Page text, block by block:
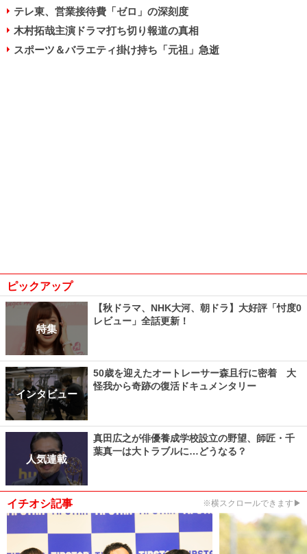
テレ東、営業接待費「ゼロ」の深刻度
木村拓哉主演ドラマ打ち切り報道の真相
スポーツ＆バラエティ掛け持ち「元祖」急逝
ピックアップ
特集
【秋ドラマ、NHK大河、朝ドラ】大好評「忖度0
レビュー」全話更新！
インタビュー
50歳を迎えたオートレーサー森且行に密着 大
怪我から奇跡の復活ドキュメンタリー
人気連載
真田広之が俳優養成学校設立の野望、師匠・千
葉真一は大トラブルに…どうなる？
イチオシ記事 ※横スクロールできます▶